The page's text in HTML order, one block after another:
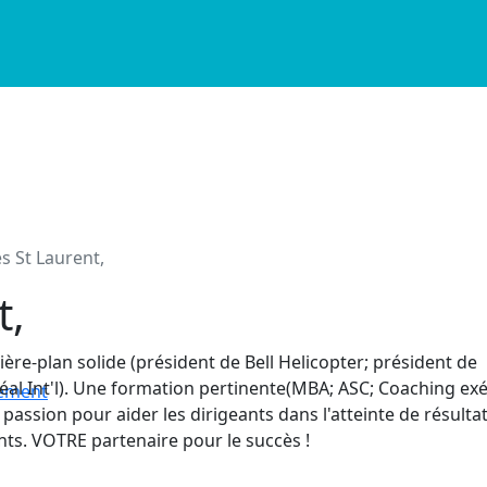
St Laurent,
plan solide (président de Bell Helicopter; président de
Int'l). Une formation pertinente(MBA; ASC; Coaching
passion pour aider les dirigeants dans l'atteinte de
VOTRE partenaire pour le succès !